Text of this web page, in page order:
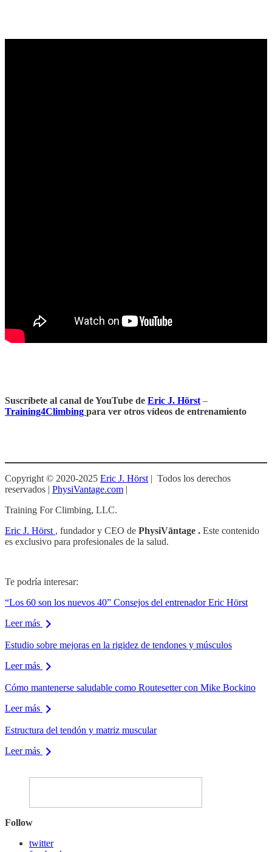
Suscríbete al canal de YouTube de Eric J. Hörst –
Training4Climbing para ver otros vídeos de entrenamiento
Copyright © 2020-2025 Eric J. Hörst | Todos los derechos
reservados | PhysiVantage.com |
Training For Climbing, LLC.
Eric J. Hörst , fundador y CEO de PhysiVāntage . Este contenido
es exclusivo para profesionales de la salud.
Te podría interesar:
“Los 60 son los nuevos 40” Consejos del entrenador Eric Hörst
Leer más
Estudio sobre mejoras en la rigidez de tendones y músculos
Leer más
Cómo mantenerse saludable como Routesetter con Mike Bockino
Leer más
Estructura del tendón y matriz muscular
Leer más
Follow
twitter